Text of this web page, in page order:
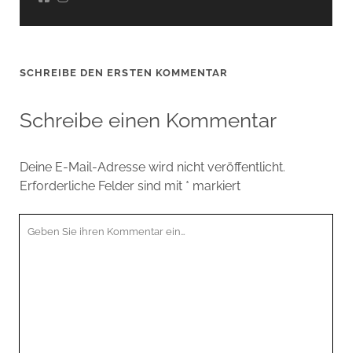
SCHREIBE DEN ERSTEN KOMMENTAR
Schreibe einen Kommentar
Deine E-Mail-Adresse wird nicht veröffentlicht.
Erforderliche Felder sind mit * markiert